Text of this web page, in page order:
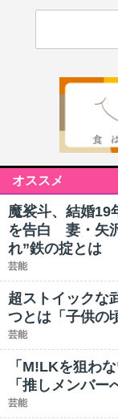
オススメ
魔裟斗、結婚19
を告白 妻・矢
れ”鉄の掟とは
芸能
超ストイックな
つとは「子供の
芸能
「M!LKを狙わ
「推しメンバ
芸能